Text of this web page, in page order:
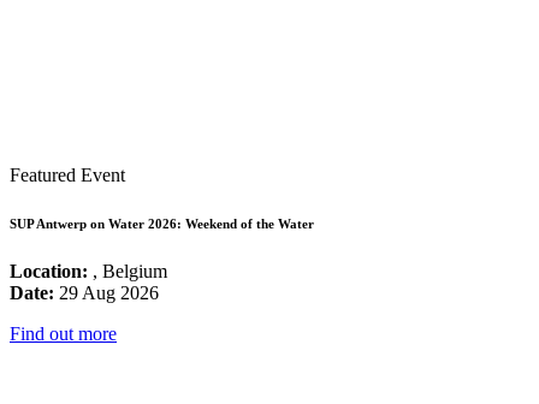
Featured Event
SUP Antwerp on Water 2026: Weekend of the Water
Location: , Belgium
Date: 29 Aug 2026
Find out more